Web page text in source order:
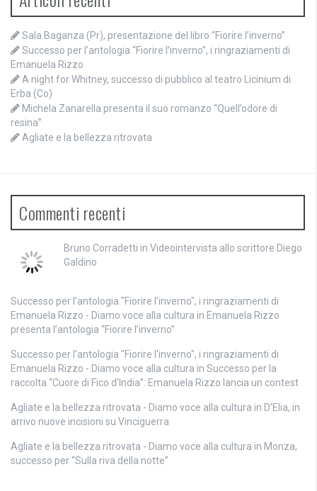
Sala Baganza (Pr), presentazione del libro “Fiorire l’inverno”
Successo per l’antologia “Fiorire l’inverno”, i ringraziamenti di
Emanuela Rizzo
A night for Whitney, successo di pubblico al teatro Licinium di
Erba (Co)
Michela Zanarella presenta il suo romanzo “Quell’odore di
resina”
Agliate e la bellezza ritrovata
Commenti recenti
Bruno Corradetti in Videointervista allo scrittore Diego
Galdino
Successo per l'antologia "Fiorire l'inverno", i ringraziamenti di
Emanuela Rizzo - Diamo voce alla cultura in Emanuela Rizzo
presenta l’antologia “Fiorire l’inverno”
Successo per l'antologia "Fiorire l'inverno", i ringraziamenti di
Emanuela Rizzo - Diamo voce alla cultura in Successo per la
raccolta “Cuore di Fico d’India”: Emanuela Rizzo lancia un contest
Agliate e la bellezza ritrovata - Diamo voce alla cultura in D’Elia, in
arrivo nuove incisioni su Vinciguerra
Agliate e la bellezza ritrovata - Diamo voce alla cultura in Monza,
successo per “Sulla riva della notte”